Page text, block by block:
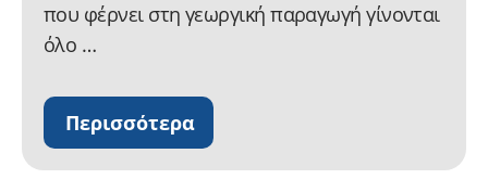
που φέρνει στη γεωργική παραγωγή γίνονται
όλο …
Περισσότερα